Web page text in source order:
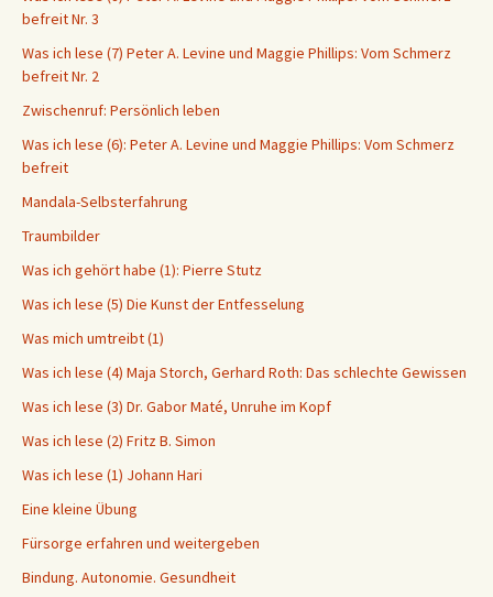
befreit Nr. 3
Was ich lese (7) Peter A. Levine und Maggie Phillips: Vom Schmerz
befreit Nr. 2
Zwischenruf: Persönlich leben
Was ich lese (6): Peter A. Levine und Maggie Phillips: Vom Schmerz
befreit
Mandala-Selbsterfahrung
Traumbilder
Was ich gehört habe (1): Pierre Stutz
Was ich lese (5) Die Kunst der Entfesselung
Was mich umtreibt (1)
Was ich lese (4) Maja Storch, Gerhard Roth: Das schlechte Gewissen
Was ich lese (3) Dr. Gabor Maté, Unruhe im Kopf
Was ich lese (2) Fritz B. Simon
Was ich lese (1) Johann Hari
Eine kleine Übung
Fürsorge erfahren und weitergeben
Bindung. Autonomie. Gesundheit